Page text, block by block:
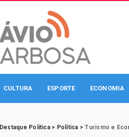
CULTURA ESPORTE ECONOMIA
Destaque Política> Política >Turismo e